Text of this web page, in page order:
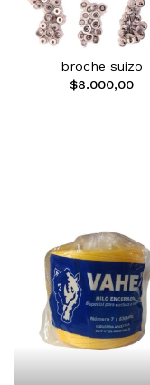
broche suizo
$8.000,00